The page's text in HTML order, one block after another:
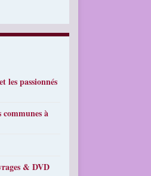
les passionnés
à
& DVD